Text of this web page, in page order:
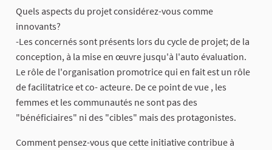
Quels aspects du projet considérez-vous comme
innovants?
-Les concernés sont présents lors du cycle de projet; de la
conception, à la mise en œuvre jusqu'à l'auto évaluation.
Le rôle de l'organisation promotrice qui en fait est un rôle
de facilitatrice et co- acteure. De ce point de vue , les
femmes et les communautés ne sont pas des
"bénéficiaires" ni des "cibles" mais des protagonistes.
Comment pensez-vous que cette initiative contribue à